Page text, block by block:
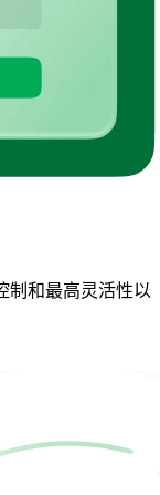
制和最高灵活性以